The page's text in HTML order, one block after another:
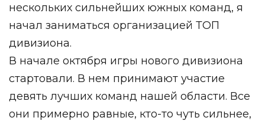
нескольких сильнейших южных команд, я
начал заниматься организацией ТОП
дивизиона.
В начале октября игры нового дивизиона
стартовали. В нем принимают участие
девять лучших команд нашей области. Все
они примерно равные, кто-то чуть сильнее,